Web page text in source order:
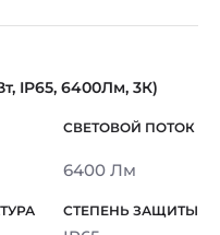
IP65, 6400Лм, 3К)
6400 Лм